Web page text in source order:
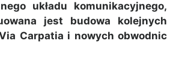
układu komunikacyjnego,
jest budowa kolejnych
Carpatia i nowych obwodnic